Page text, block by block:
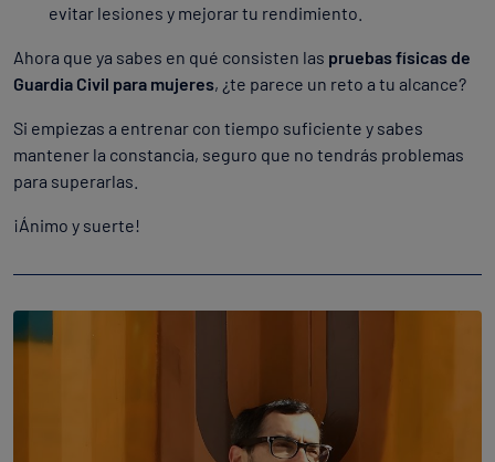
evitar lesiones y mejorar tu rendimiento.
Ahora que ya sabes en qué consisten las pruebas físicas de
Guardia Civil para mujeres, ¿te parece un reto a tu alcance?
Si empiezas a entrenar con tiempo suficiente y sabes
mantener la constancia, seguro que no tendrás problemas
para superarlas.
¡Ánimo y suerte!